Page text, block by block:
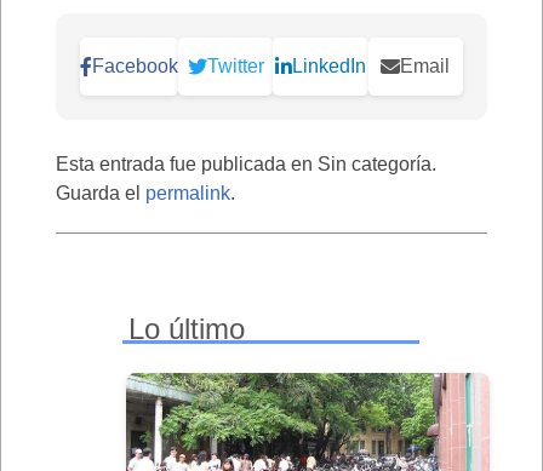
Facebook Twitter LinkedIn Email
Esta entrada fue publicada en Sin categoría.
Guarda el permalink.
Lo último